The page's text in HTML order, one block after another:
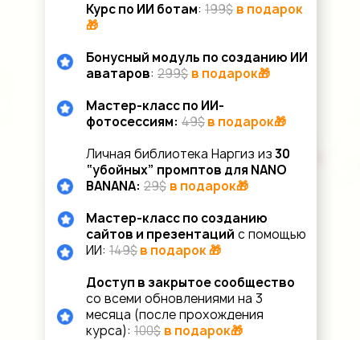
Курс по ИИ ботам: 199$ в подарок
🎁
Бонусный модуль по созданию ИИ
аватаров: 299$ в подарок🎁
Мастер-класс по ИИ-
фотосессиям: 49$в подарок🎁
Личная библиотека Наргиз из30
“убойных” промптов для NANO
BANANA: 29$ в подарок🎁
Мастер-класс по созданию
сайтов и презентаций с помощью
ИИ: 149$в подарок 🎁
Доступ в закрытое сообщество
со всеми обновлениями на 3
месяца (после прохождения
курса): 100$ в подарок🎁